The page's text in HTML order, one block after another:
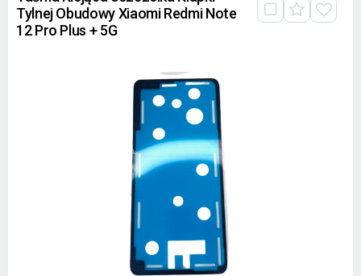
Tylnej Obudowy Xiaomi Redmi Note
12 Pro Plus + 5G